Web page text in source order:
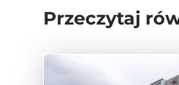
Przeczytaj